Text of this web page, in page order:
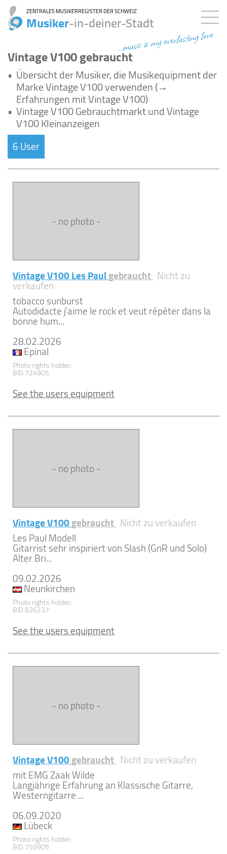
ZENTRALES MUSIKERREGISTER DER SCHWEIZ
Musiker-in-deiner-Stadt
...music is my everlasting love
Vintage V100 gebraucht
• Übersicht der Musiker, die Musikequipment der
Marke Vintage V100 verwenden (→
Erfahrungen mit Vintage V100)
• Vintage V100 Gebrauchtmarkt und Vintage
V100 Kleinanzeigen
6 User
- no photo -
Vintage V100 Les Paulgebraucht Nicht zu
verkaufen
tobacco sunburst
Autodidacte j'aime le rock et veut répéter dans la
bonne hum...
28.02.2026
Epinal
Photo rights holder:
BID 724905
See the users equipment
- no photo -
Vintage V100gebraucht Nicht zu verkaufen
Les Paul Modell
Gitarrist sehr inspiriert von Slash (GnR und Solo)
Alter Bri...
09.02.2026
Neunkirchen
Photo rights holder:
BID 826237
See the users equipment
- no photo -
Vintage V100gebraucht Nicht zu verkaufen
mit EMG Zaak Wilde
Langjährige Erfahrung an Klassische Gitarre,
Westerngitarre ...
06.09.2020
Lübeck
Photo rights holder:
BID 759905